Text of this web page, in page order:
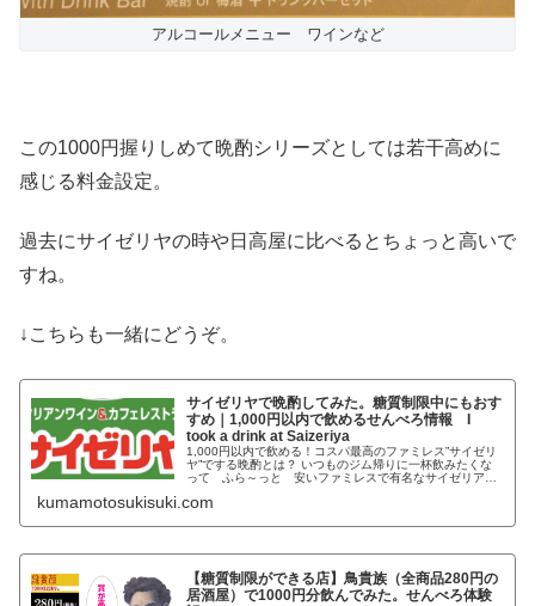
アルコールメニュー ワインなど
この1000円握りしめて晩酌シリーズとしては若干高めに
感じる料金設定。
過去にサイゼリヤの時や日高屋に比べるとちょっと高いで
すね。
↓こちらも一緒にどうぞ。
サイゼリヤで晩酌してみた。糖質制限中にもおす
すめ｜1,000円以内で飲めるせんべろ情報 I
took a drink at Saizeriya
1,000円以内で飲める！コスパ最高のファミレス”サイゼリ
ヤ”でする晩酌とは？ いつものジム帰りに一杯飲みたくな
って ふら～っと 安いファミレスで有名なサイゼリアに
理が多いことは知っていたのですが今回が初晩酌となりま
200ml×2 200円×2で400円
kumamotosukisuki.com
【糖質制限ができる店】鳥貴族（全商品280円の
居酒屋）で1000円分飲んでみた。せんべろ体験